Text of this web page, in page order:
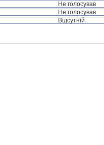
Не голосував
Не голосував
Відсутній